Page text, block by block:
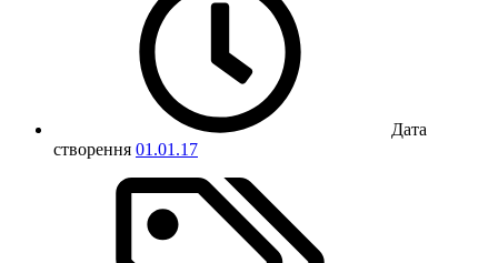
Дата
створення 01.01.17